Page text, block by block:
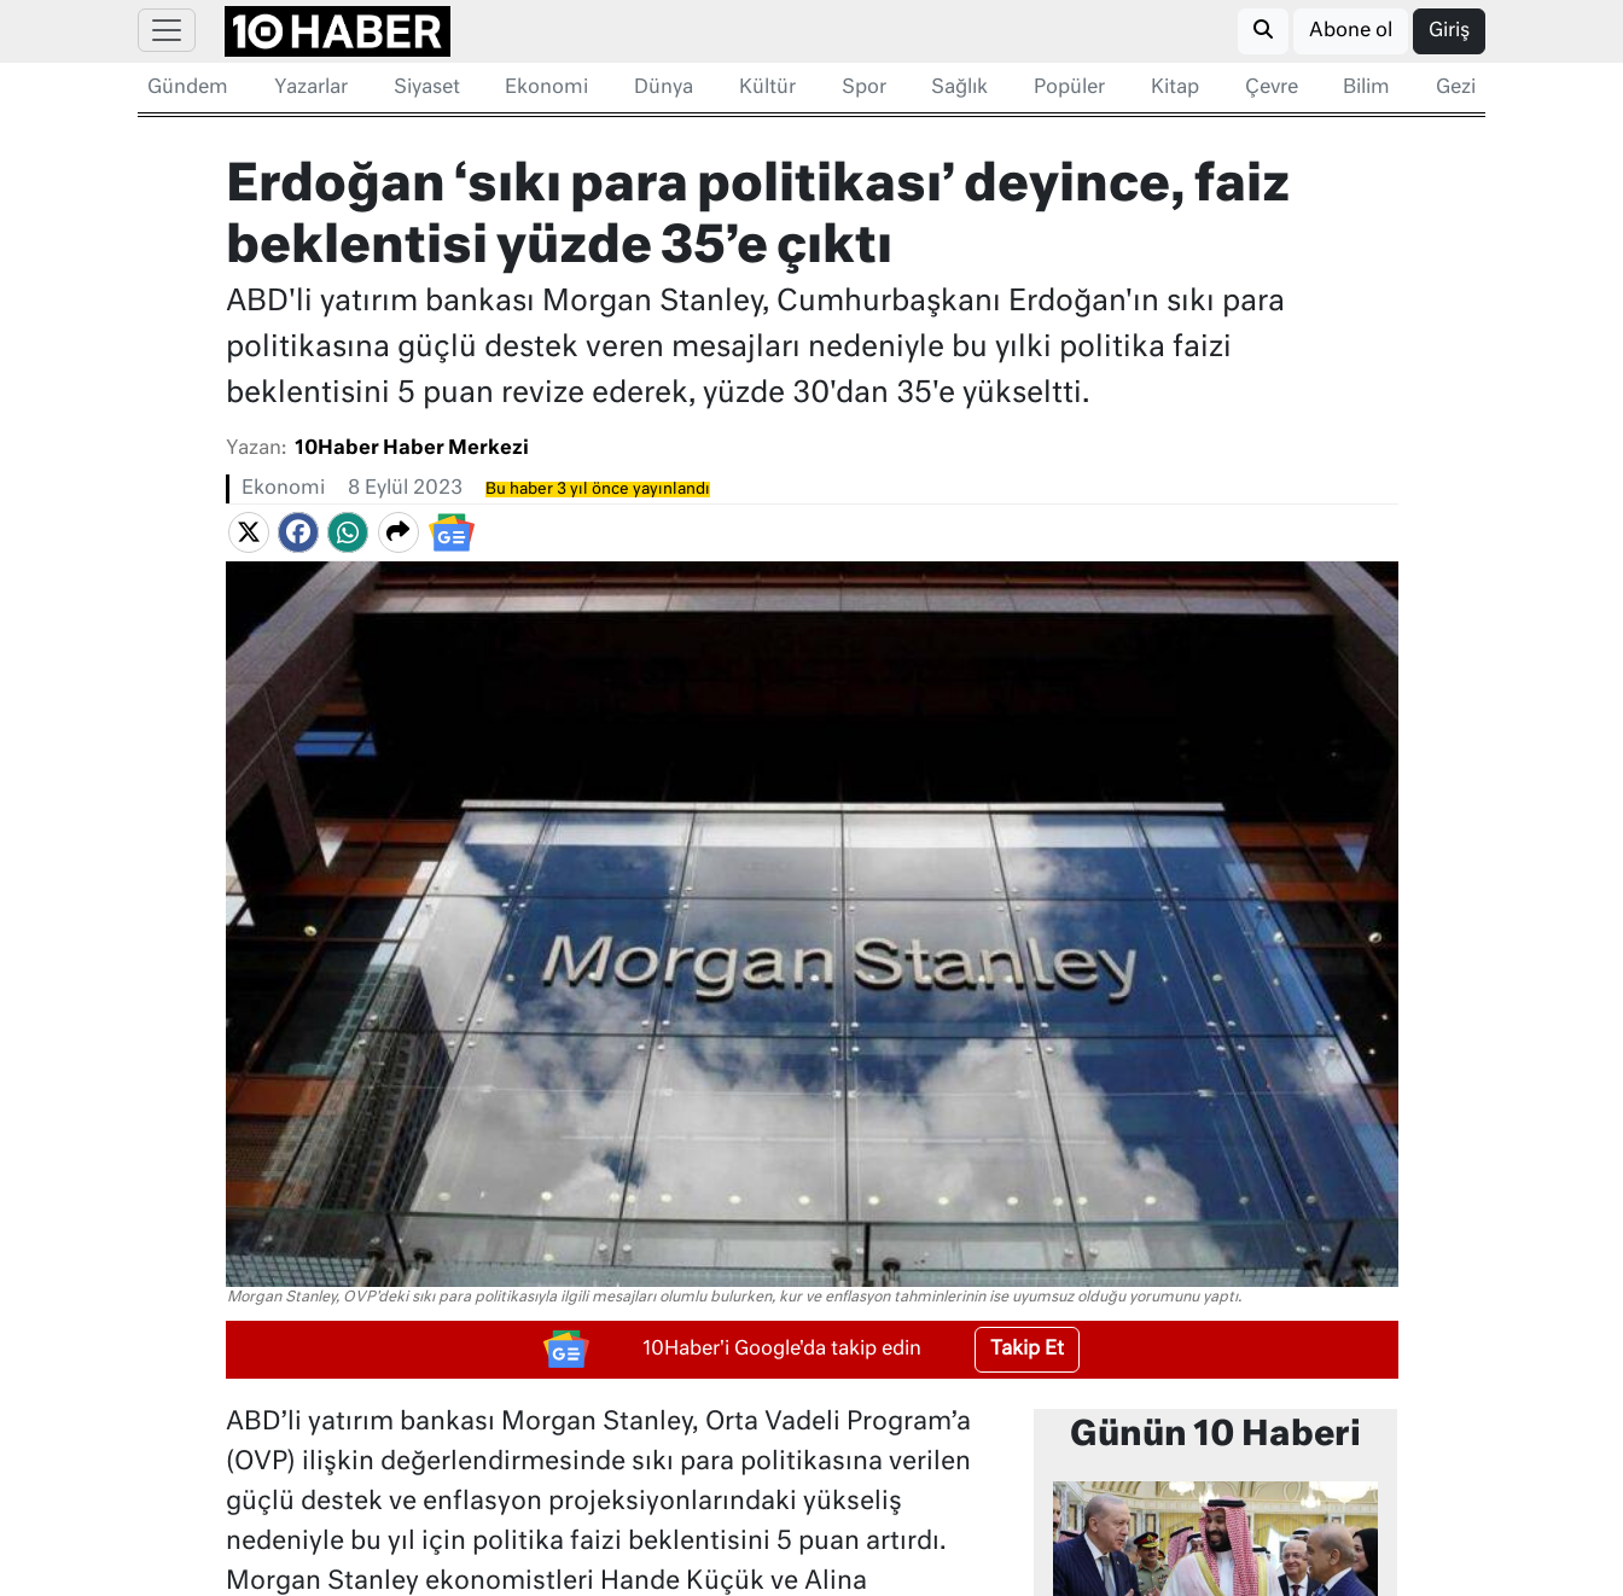
Abone ol Giriş
Gündem Yazarlar Siyaset Ekonomi Dünya Kültür Spor Sağlık Popüler Kitap Çevre Bilim Gezi
Erdoğan ‘sıkı para politikası’ deyince, faiz
beklentisi yüzde 35’e çıktı
ABD'li yatırım bankası Morgan Stanley, Cumhurbaşkanı Erdoğan'ın sıkı para
politikasına güçlü destek veren mesajları nedeniyle bu yılki politika faizi
beklentisini 5 puan revize ederek, yüzde 30'dan 35'e yükseltti.
Yazan: 10Haber Haber Merkezi
Ekonomi 8 Eylül 2023 Bu haber 3 yıl önce yayınlandı
Morgan Stanley, OVP'deki sıkı para politikasıyla ilgili mesajları olumlu bulurken, kur ve enflasyon tahminlerinin ise uyumsuz olduğu yorumunu yaptı.
10Haber'i Google'da takip edin Takip Et
ABD’li yatırım bankası Morgan Stanley, Orta Vadeli Program’a
(OVP) ilişkin değerlendirmesinde sıkı para politikasına verilen
güçlü destek ve enflasyon projeksiyonlarındaki yükseliş
nedeniyle bu yıl için politika faizi beklentisini 5 puan artırdı.
Morgan Stanley ekonomistleri Hande Küçük ve Alina
Günün 10 Haberi